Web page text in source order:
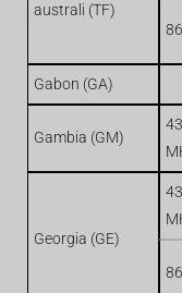
australi (TF)
Gabon (GA)
Gambia (GM)
Georgia (GE)